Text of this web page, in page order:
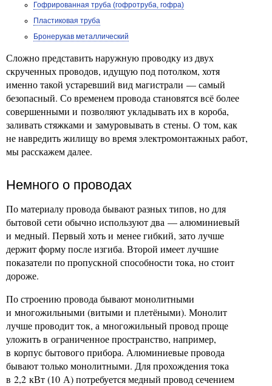
Гофрированная труба (гофротруба, гофра)
Пластиковая труба
Бронерукав металлический
Сложно представить наружную проводку из двух
скрученных проводов, идущую под потолком, хотя
именно такой устаревший вид магистрали — самый
безопасный. Со временем провода становятся всё более
совершенными и позволяют укладывать их в короба,
заливать стяжками и замуровывать в стены. О том, как
не навредить жилищу во время электромонтажных работ,
мы расскажем далее.
Немного о проводах
По материалу провода бывают разных типов, но для
бытовой сети обычно используют два — алюминиевый
и медный. Первый хоть и менее гибкий, зато лучше
держит форму после изгиба. Второй имеет лучшие
показатели по пропускной способности тока, но стоит
дороже.
По строению провода бывают монолитными
и многожильными (витыми и плетёными). Монолит
лучше проводит ток, а многожильный провод проще
уложить в ограниченное пространство, например,
в корпус бытового прибора. Алюминиевые провода
бывают только монолитными. Для прохождения тока
в 2,2 кВт (10 А) потребуется медный провод сечением